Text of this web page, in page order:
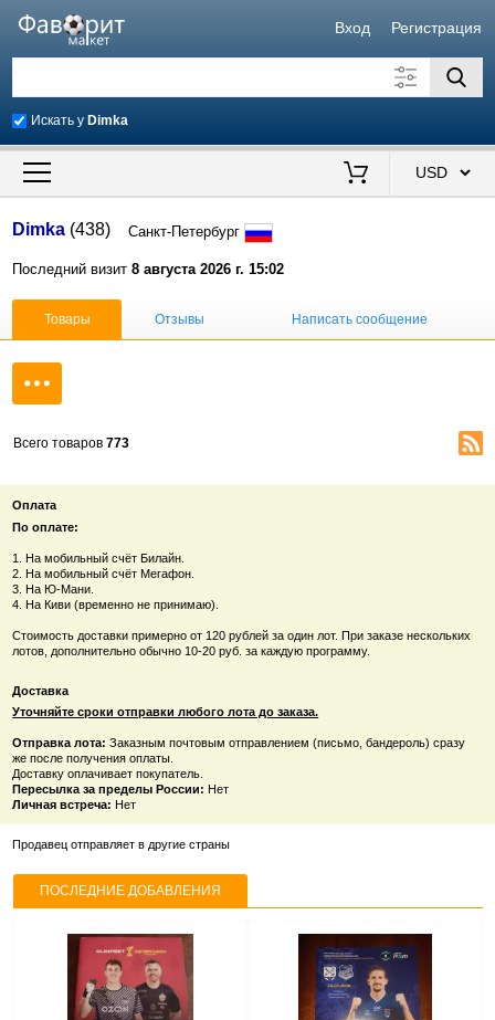
Вход Регистрация
Искать у Dimka
Искать также в описании
Продавец
Dimka (438) Санкт-Петербург
Последний визит8 августа 2026 г. 15:02
Товары Отзывы Написать сообщение
Всего товаров 773
Оплата
По оплате:
1. На мобильный счёт Билайн.
2. На мобильный счёт Мегафон.
3. На Ю-Мани.
4. На Киви (временно не принимаю).
Стоимость доставки примерно от 120 рублей за один лот. При заказе нескольких
лотов, дополнительно обычно 10-20 руб. за каждую программу.
Доставка
Уточняйте сроки отправки любого лота до заказа.
Отправка лота: Заказным почтовым отправлением (письмо, бандероль) сразу
же после получения оплаты.
Доставку оплачивает покупатель.
Пересылка за пределы России: Нет
Личная встреча: Нет
Продавец отправляет в другие страны
ПОСЛЕДНИЕ ДОБАВЛЕНИЯ